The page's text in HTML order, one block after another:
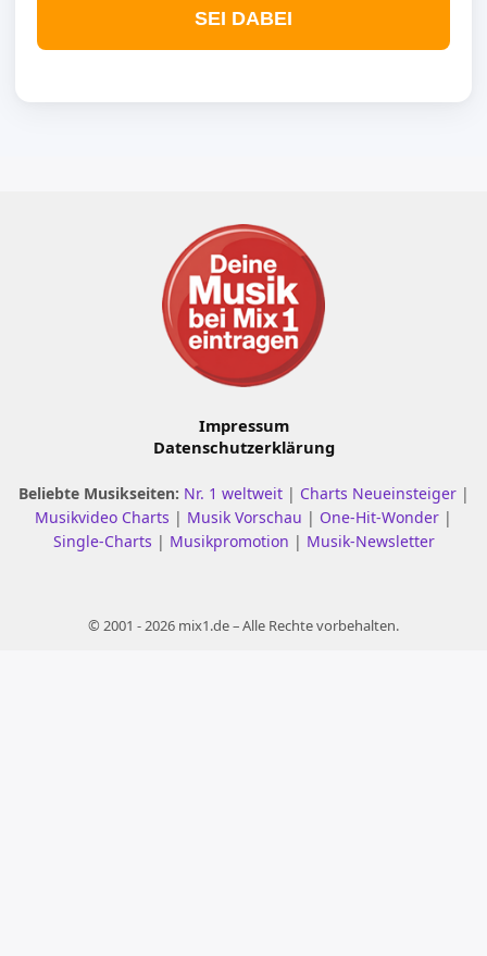
SEI DABEI
Impressum
Datenschutzerklärung
Beliebte Musikseiten: Nr. 1 weltweit | Charts Neueinsteiger |
Musikvideo Charts | Musik Vorschau | One-Hit-Wonder |
Single-Charts | Musikpromotion | Musik-Newsletter
© 2001 - 2026 mix1.de – Alle Rechte vorbehalten.